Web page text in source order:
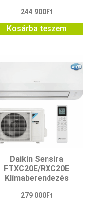
244 900Ft
Kosárba teszem
Daikin Sensira
FTXC20E/RXC20E
Klímaberendezés
279 000Ft